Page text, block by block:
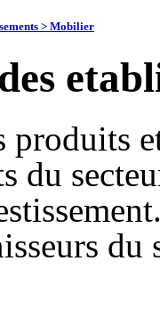
> Mobilier
produits
du
du